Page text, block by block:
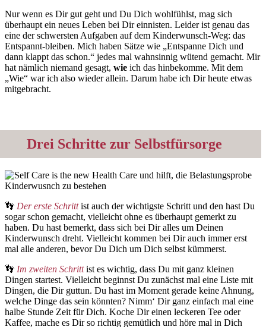
Nur wenn es Dir gut geht und Du Dich wohlfühlst, mag sich
überhaupt ein neues Leben bei Dir einnisten. Leider ist genau das
eine der schwersten Aufgaben auf dem Kinderwunsch-Weg: das
Entspannt-bleiben. Mich haben Sätze wie „Entspanne Dich und
dann klappt das schon.“ jedes mal wahnsinnig wütend gemacht. Mir
hat nämlich niemand gesagt, wie ich das hinbekomme. Mit dem
„Wie“ war ich also wieder allein. Darum habe ich Dir heute etwas
mitgebracht.
Drei Schritte zur Selbstfürsorge
👣 Der erste Schritt ist auch der wichtigste Schritt und den hast Du
sogar schon gemacht, vielleicht ohne es überhaupt gemerkt zu
haben. Du hast bemerkt, dass sich bei Dir alles um Deinen
Kinderwunsch dreht. Vielleicht kommen bei Dir auch immer erst
mal alle anderen, bevor Du Dich um Dich selbst kümmerst.
👣 Im zweiten Schrittist es wichtig, dass Du mit ganz kleinen
Dingen startest. Vielleicht beginnst Du zunächst mal eine Liste mit
Dingen, die Dir guttun. Du hast im Moment gerade keine Ahnung,
welche Dinge das sein könnten? Nimm‘ Dir ganz einfach mal eine
halbe Stunde Zeit für Dich. Koche Dir einen leckeren Tee oder
Kaffee, mache es Dir so richtig gemütlich und höre mal in Dich